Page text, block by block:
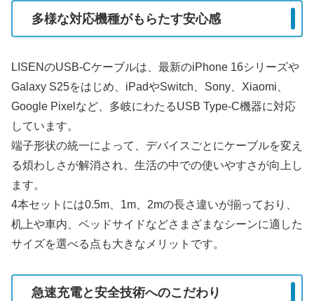
多様な対応機種がもらたす安心感
LISENのUSB-Cケーブルは、最新のiPhone 16シリーズや
Galaxy S25をはじめ、iPadやSwitch、Sony、Xiaomi、
Google Pixelなど、多岐にわたるUSB Type-C機器に対応
しています。
端子形状の統一によって、デバイスごとにケーブルを変え
る煩わしさが解消され、生活の中での使いやすさが向上し
ます。
4本セットには0.5m、1m、2mの長さ違いが揃っており、
机上や車内、ベッドサイドなどさまざまなシーンに適した
サイズを選べる点も大きなメリットです。
急速充電と安全技術へのこだわり